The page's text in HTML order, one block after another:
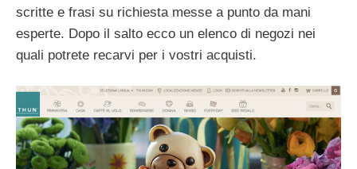
scritte e frasi su richiesta messe a punto da mani
esperte. Dopo il salto ecco un elenco di negozi nei
quali potrete recarvi per i vostri acquisti.